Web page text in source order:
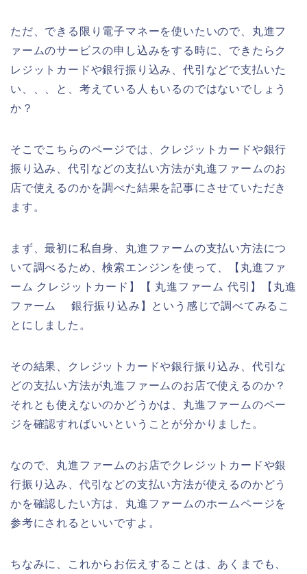
ただ、できる限り電子マネーを使いたいので、丸進フ
ァームのサービスの申し込みをする時に、できたらク
レジットカードや銀行振り込み、代引などで支払いた
い、、、と、考えている人もいるのではないでしょう
か？
そこでこちらのページでは、クレジットカードや銀行
振り込み、代引などの支払い方法が丸進ファームのお
店で使えるのかを調べた結果を記事にさせていただき
ます。
まず、最初に私自身、丸進ファームの支払い方法につ
いて調べるため、検索エンジンを使って、【丸進ファ
ーム クレジットカード】【 丸進ファーム 代引】【丸進
ファーム 銀行振り込み】という感じで調べてみるこ
とにしました。
その結果、クレジットカードや銀行振り込み、代引な
どの支払い方法が丸進ファームのお店で使えるのか？
それとも使えないのかどうかは、丸進ファームのペー
ジを確認すればいいということが分かりました。
なので、丸進ファームのお店でクレジットカードや銀
行振り込み、代引などの支払い方法が使えるのかどう
かを確認したい方は、丸進ファームのホームページを
参考にされるといいですよ。
ちなみに、これからお伝えすることは、あくまでも、